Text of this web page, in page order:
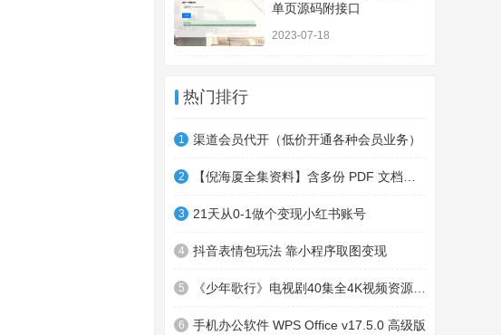
单页源码附接口
2023-07-18
热门排行
1 渠道会员代开（低价开通各种会员业务）
2
3 21天从0-1做个变现小红书账号
4 抖音表情包玩法 靠小程序取图变现
5
6 手机办公软件 WPS Office v17.5.0 高级版